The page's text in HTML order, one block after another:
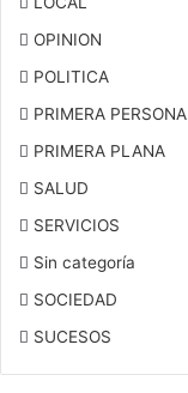
OPINION
POLITICA
PRIMERA PERSONA
PRIMERA PLANA
SALUD
SERVICIOS
Sin categoría
SOCIEDAD
SUCESOS